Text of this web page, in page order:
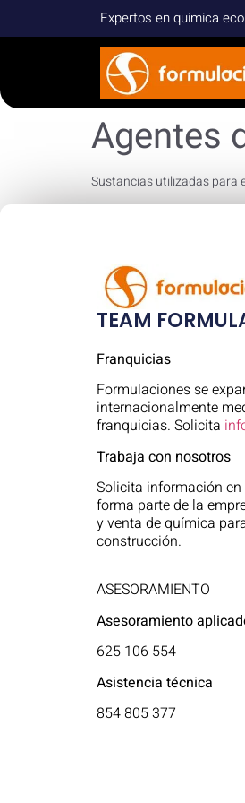
Expertos en química
Agentes
Sustancias utilizadas para
TEAM
Franquicias
Formulaciones se
internacionalmente
franquicias. Solicita
Trabaja con nosotros
Solicita información
forma parte de la
y venta de química
construcción.
ASESORAMIENTO
Asesoramiento
625 106 554
Asistencia técnica
854 805 377